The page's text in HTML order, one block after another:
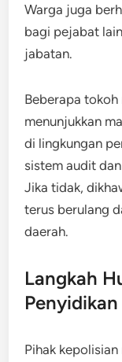
Warga juga
bagi pejabat
jabatan.
Beberapa tokoh
menunjukkan
di lingkungan
sistem audit
Jika tidak,
terus berulang
daerah.
Langkah
Penyidikan
Pihak